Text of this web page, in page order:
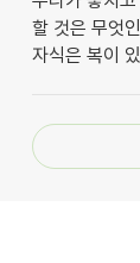
할 것은 무엇
자식은 복이